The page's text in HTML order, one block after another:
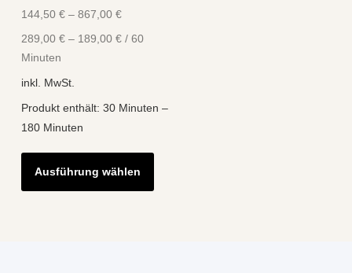
144,50 €– 867,00 €
289,00 €– 189,00 €/ 60
Minuten
inkl. MwSt.
Produkt enthält: 30 Minuten –
180 Minuten
Ausführung wählen
Dieses
weist